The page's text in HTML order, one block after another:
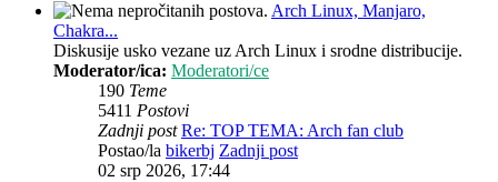
Arch Linux, Manjaro,
Chakra...
Diskusije usko vezane uz Arch Linux i srodne distribucije.
Moderator/ica: Moderatori/ce
190 Teme
5411 Postovi
Zadnji post Re: TOP TEMA: Arch fan club
Postao/la bikerbj Zadnji post
02 srp 2026, 17:44